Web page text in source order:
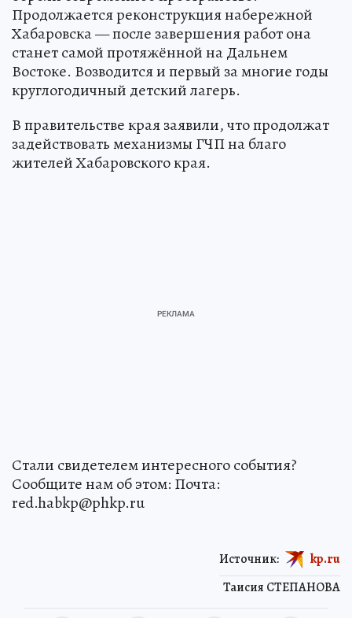
Продолжается реконструкция набережной
Хабаровска — после завершения работ она
станет самой протяжённой на Дальнем
Востоке. Возводится и первый за многие годы
круглогодичный детский лагерь.
В правительстве края заявили, что продолжат
задействовать механизмы ГЧП на благо
жителей Хабаровского края.
Стали свидетелем интересного события?
Сообщите нам об этом: Почта:
red.habkp@phkp.ru
Таисия СТЕПАНОВА
Источник: kp.ru